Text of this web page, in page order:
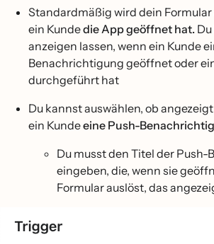
Standardmäßig wird dein
ein Kundedie App geöffnet hat.
anzeigen lassen, wenn ein Kunde
Benachrichtigung geöffnet oder
durchgeführt hat
Du kannst auswählen, ob
ein Kundeeine Push-
Du musst den Titel der
eingeben, die, wenn sie
Formular auslöst, das